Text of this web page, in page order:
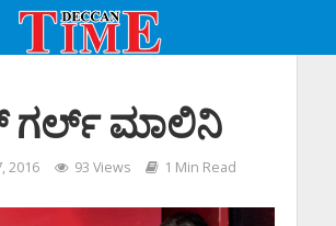
ಗರ್ಲ್ ಮಾಲಿನಿ
2016 93 Views 1 Min Read